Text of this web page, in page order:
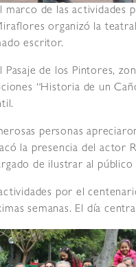
marco de las actividades
organizó la
escritor.
Pasaje de los Pintores,
“Historia de un
personas
la presencia del actor
de ilustrar al
por el
semanas. El día